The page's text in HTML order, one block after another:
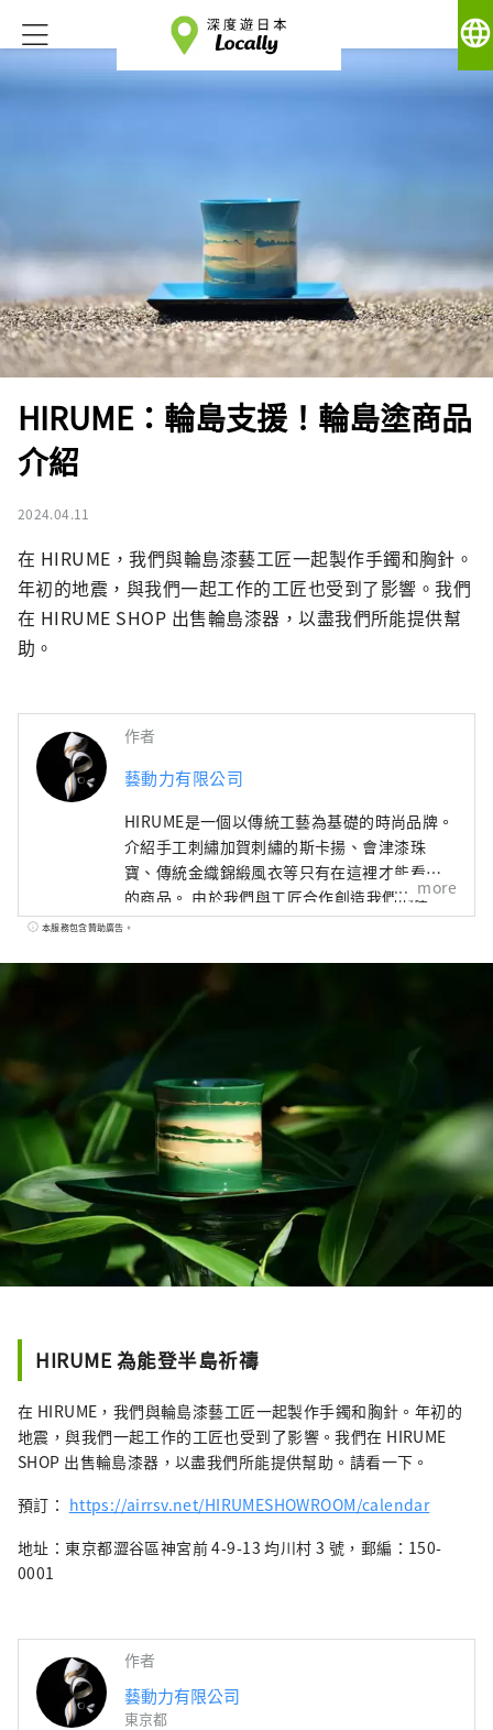
language
HIRUME：輪島支援！輪島塗商品
介紹
2024.04.11
在 HIRUME，我們與輪島漆藝工匠一起製作手鐲和胸針。
年初的地震，與我們一起工作的工匠也受到了影響。我們
在 HIRUME SHOP 出售輪島漆器，以盡我們所能提供幫
助。
作者
藝動力有限公司
HIRUME是一個以傳統工藝為基礎的時尚品牌。
介紹手工刺繡加賀刺繡的斯卡揚、會津漆珠
寶、傳統金織錦緞風衣等只有在這裡才能看到
的商品。 由於我們與工匠合作創造我們的產
品，所以我們所有的產品都是小批量生產且很
more
本服務包含贊助廣告。
HIRUME 為能登半島祈禱
在 HIRUME，我們與輪島漆藝工匠一起製作手鐲和胸針。年初的
地震，與我們一起工作的工匠也受到了影響。我們在 HIRUME
SHOP 出售輪島漆器，以盡我們所能提供幫助。請看一下。
預訂： https://airrsv.net/HIRUMESHOWROOM/calendar
地址：東京都澀谷區神宮前 4-9-13 均川村 3 號，郵編：150-
0001
作者
藝動力有限公司
東京都